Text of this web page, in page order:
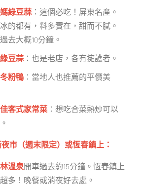
綠豆蒜：這個必吃！屏東名產。
的都有，料多實在，甜而不膩。
去大概10分鐘。
豆蒜：也是老店，各有擁護者。
粉鴨：當地人也推薦的平價美
客式家常菜：想吃合菜熱炒可以
市（週末限定）或恆春鎮上：
溫泉開車過去約15分鐘。恆春鎮上
多！晚餐或消夜好去處。